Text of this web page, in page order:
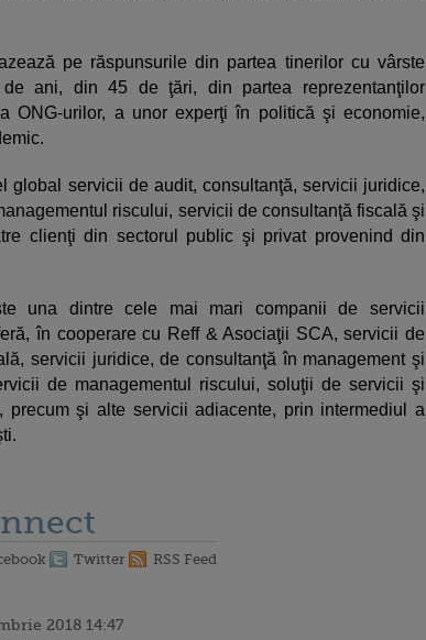
pe răspunsurile din partea tinerilor cu vârste
ani, din 45 de ţări, din partea reprezentanţilor
ONG-urilor, a unor experţi în politică şi economie,
global servicii de audit, consultanţă, servicii juridice,
riscului, servicii de consultanţă fiscală şi
clienţi din sectorul public şi privat provenind din
una dintre cele mai mari companii de servicii
în cooperare cu Reff & Asociaţii SCA, servicii de
servicii juridice, de consultanţă în management şi
de managementul riscului, soluţii de servicii şi
precum şi alte servicii adiacente, prin intermediul a
Twitter RSS Feed
2018 14:47